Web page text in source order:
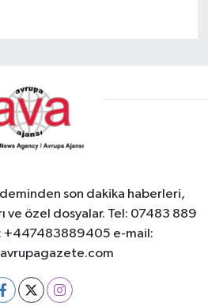
son dakika haberleri,
ve özel dosyalar. Tel: 07483 889
+447483889405 e-mail: